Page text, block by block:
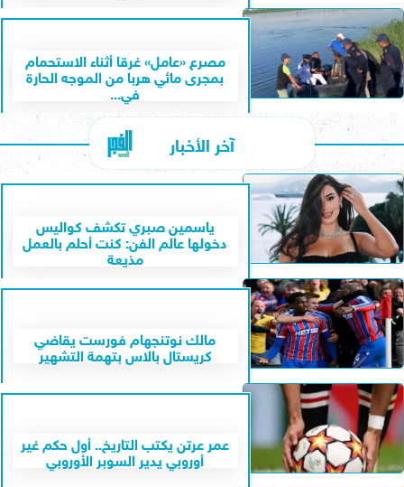
مصرع «عامل» غرقا أثناء الاستحمام
بمجرى مائي هربا من الموجه الحارة
في...
آخر الأخبار
ياسمين صبري تكشف كواليس
دخولها عالم الفن: كنت أحلم بالعمل
مذيعة
مالك نوتنجهام فورست يقاضي
كريستال بالاس بتهمة التشهير
عمر عرتن يكتب التاريخ.. أول حكم غير
أوروبي يدير السوبر الأوروبي